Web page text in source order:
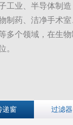
工业、半导体制造
制药、洁净手术室
多个领域，在生物
。
递窗 过滤器